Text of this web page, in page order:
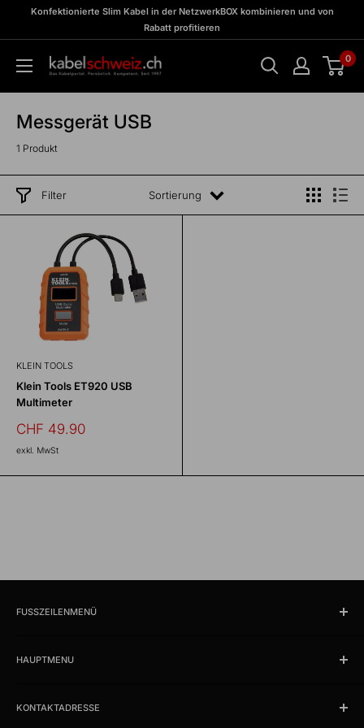
zu
BOX
Konfektionierte Slim Kabel in der NetzwerkBOX kombinieren und von
Rabatt profitieren
kabelschweiz 0
Messgerät USB
1 Produkt
Filter Sortierung
KLEIN TOOLS
Klein Tools ET920 USB
Multimeter
Sonderpreis
CHF 49.90
exkl. MwSt
FUSSZEILENMENÜ
Öffnungszeiten und Lokalität
AGB
HAUPTMENU
News
KONTAKTADRESSE